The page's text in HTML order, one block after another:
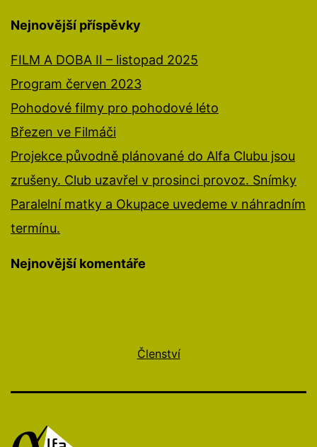
Nejnovější příspěvky
FILM A DOBA II – listopad 2025
Program červen 2023
Pohodové filmy pro pohodové léto
Březen ve Filmáči
Projekce původně plánované do Alfa Clubu jsou
zrušeny. Club uzavřel v prosinci provoz. Snímky
Paralelní matky a Okupace uvedeme v náhradním
termínu.
Nejnovější komentáře
Členství